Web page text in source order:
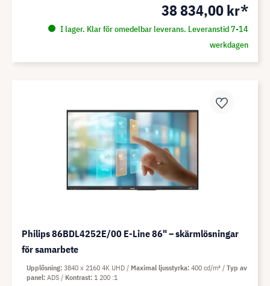
38 834,00 kr*
I lager. Klar för omedelbar leverans. Leveranstid 7-14
werkdagen
Philips 86BDL4252E/00 E-Line 86" – skärmlösningar
för samarbete
Upplösning 3840 x 2160 4K UHD Maximal ljusstyrka 400 cd/m²
Typ av
panel ADS Kontrast 1 200 :1